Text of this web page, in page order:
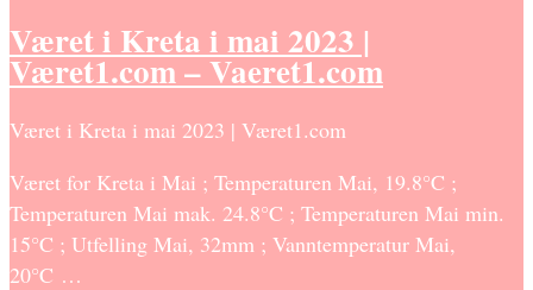
Været i Kreta i mai 2023 |
Været1.com – Vaeret1.com
Været i Kreta i mai 2023 | Været1.com
Været for Kreta i Mai ; Temperaturen Mai, 19.8°C ;
Temperaturen Mai mak. 24.8°C ; Temperaturen Mai min.
15°C ; Utfelling Mai, 32mm ; Vanntemperatur Mai,
20°C …